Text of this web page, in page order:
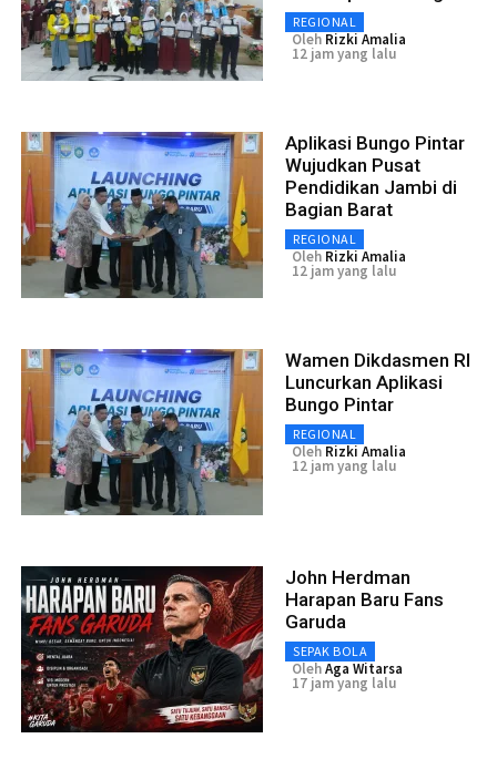
REGIONAL
Oleh Rizki Amalia
12 jam yang lalu
Aplikasi Bungo Pintar
Wujudkan Pusat
Pendidikan Jambi di
Bagian Barat
REGIONAL
Oleh Rizki Amalia
12 jam yang lalu
Wamen Dikdasmen RI
Luncurkan Aplikasi
Bungo Pintar
REGIONAL
Oleh Rizki Amalia
12 jam yang lalu
John Herdman
Harapan Baru Fans
Garuda
SEPAK BOLA
OlehAga Witarsa
17 jam yang lalu